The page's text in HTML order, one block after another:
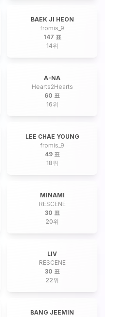
BAEK JI HEON
fromis_9
147 표
14위
A-NA
Hearts2Hearts
60 표
16위
LEE CHAE YOUNG
fromis_9
49 표
18위
MINAMI
RESCENE
30 표
20위
LIV
RESCENE
30 표
22위
BANG JEEMIN